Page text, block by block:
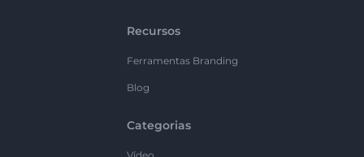
Recursos
Ferramentas Branding
Blog
Categorias